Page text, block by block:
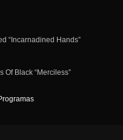
“Incarnadined Hands”
Of Black “Merciless”